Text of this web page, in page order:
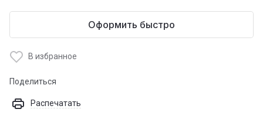
Оформить быстро
В избранное
Поделиться
Распечатать